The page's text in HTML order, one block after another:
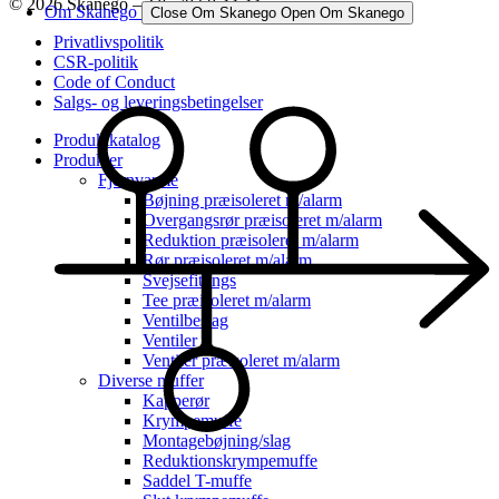
Om Skanego Close Om Skanego Open Om Skanego
Privatlivspolitik
CSR-politik
Code of Conduct
Salgs- og leveringsbetingelser
Produktkatalog
Produkter
Fjernvarme
Bøjning præisoleret m/alarm
Overgangsrør præisoleret m/alarm
Reduktion præisoleret m/alarm
Rør præisoleret m/alarm
Svejsefittings
Tee præisoleret m/alarm
Ventilbeslag
Ventiler
Ventiler præisoleret m/alarm
Diverse muffer
Kapperør
Krympemuffe
Montagebøjning/slag
Reduktionskrympemuffe
Saddel T-muffe